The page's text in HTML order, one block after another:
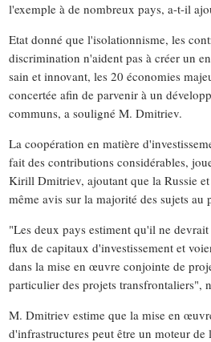
l'exemple à de nombreux pays, a-t-il
Etat donné que l'isolationnisme, les
discrimination n'aident pas à créer un
sain et innovant, les 20 économies
concertée afin de parvenir à un
communs, a souligné M. Dmitriev.
La coopération en matière
fait des contributions considérables,
Kirill Dmitriev, ajoutant que la Russie
même avis sur la majorité des sujets au
"Les deux pays estiment qu'il ne
flux de capitaux d'investissement et
dans la mise en œuvre conjointe de
particulier des projets transfrontaliers",
M. Dmitriev estime que la mise en
d'infrastructures peut être un moteur